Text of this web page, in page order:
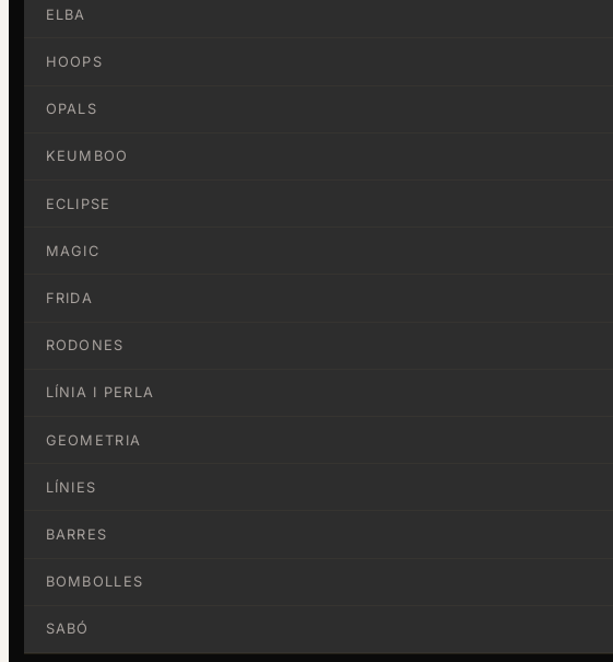
ELBA
HOOPS
OPALS
KEUMBOO
ECLIPSE
MAGIC
FRIDA
RODONES
LÍNIA I PERLA
GEOMETRIA
LÍNIES
BARRES
BOMBOLLES
SABÓ